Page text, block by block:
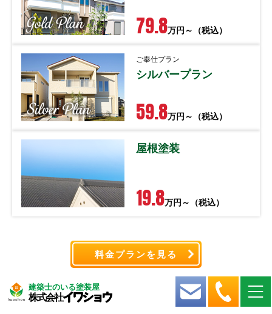
建築士のいる塗装屋
株式会社イワショウ
79.8万円～（税込）
ご奉仕プラン
シルバープラン
59.8万円～（税込）
屋根塗装
19.8万円～（税込）
料金プランを見る